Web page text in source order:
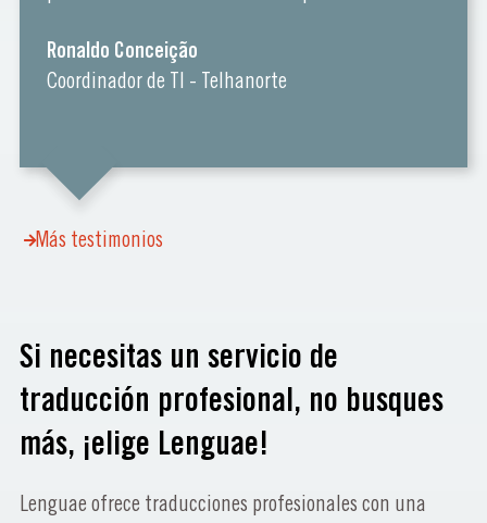
Ronaldo Conceição
Coordinador de TI - Telhanorte
Más testimonios
Si necesitas un servicio de
traducción profesional, no busques
más, ¡elige Lenguae!
Lenguae ofrece traducciones profesionales con una